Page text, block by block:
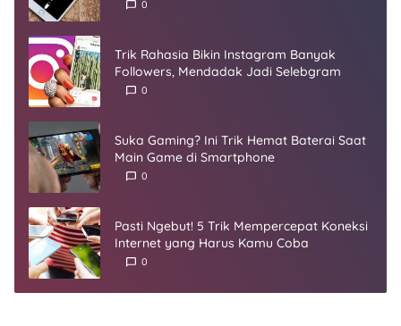
0
Trik Rahasia Bikin Instagram Banyak
Followers, Mendadak Jadi Selebgram
0
Suka Gaming? Ini Trik Hemat Baterai Saat
Main Game di Smartphone
0
Pasti Ngebut! 5 Trik Mempercepat Koneksi
Internet yang Harus Kamu Coba
0